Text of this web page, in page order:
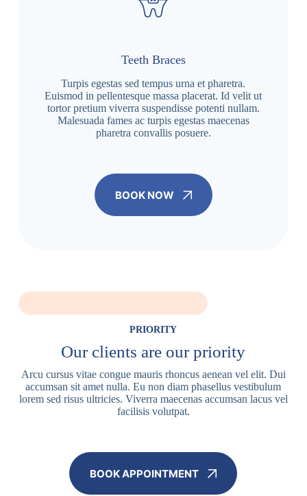
Teeth Braces
Turpis egestas sed tempus urna et pharetra.
Euismod in pellentesque massa placerat. Id velit ut
tortor pretium viverra suspendisse potenti nullam.
Malesuada fames ac turpis egestas maecenas
pharetra convallis posuere.
BOOK NOW
PRIORITY
Our clients are our priority
Arcu cursus vitae congue mauris rhoncus aenean vel elit. Dui
accumsan sit amet nulla. Eu non diam phasellus vestibulum
lorem sed risus ultricies. Viverra maecenas accumsan lacus vel
facilisis volutpat.
BOOK APPOINTMENT